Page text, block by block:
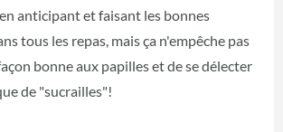
anticipant et faisant les bonnes
tous les repas, mais ça n'empêche pas
bonne aux papilles et de se délecter
de "sucrailles"!